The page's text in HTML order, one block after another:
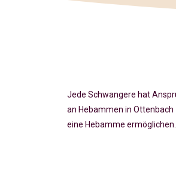
Jede Schwangere hat
an Hebammen in
eine Hebamme